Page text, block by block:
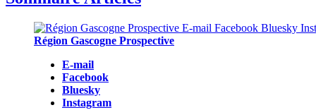
Région Gascogne Prospective
E-mail
Facebook
Bluesky
Instagram